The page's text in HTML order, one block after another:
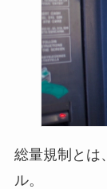
総量規制とは
ル。